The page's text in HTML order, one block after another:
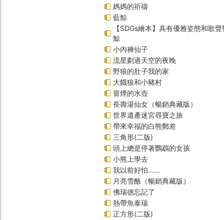
媽媽的祈禱
藍鯨
【SDGs繪本】具有優雅姿態和歌
鯨
小內褲仙子
流星劃過天空的夜晚
野狼的肚子我的家
大餓狼和小豬村
冒煙的水壺
長壽湯仙女（暢銷典藏版）
世界遺產迷宮尋寶之旅
帶來幸福的白熊郵差
三角形(二版)
頭上總是停著鸚鵡的女孩
小熊上學去
我以前好怕……
月亮雪酪（暢銷典藏版）
佛瑞德忘記了
熱帶魚泰瑞
正方形(二版)